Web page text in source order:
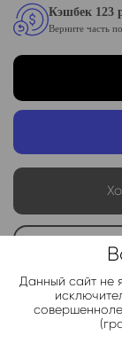
Кэшбек 123
Верните часть
Telegram-
Актуальные
Данный сайт не